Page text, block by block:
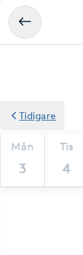
Mån
3
Tis
4
Tidigare